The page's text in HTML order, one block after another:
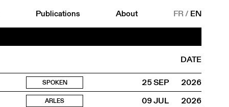
Publications About FR/ EN
DATE
SPOKEN 25 SEP
2026
ARLES 09 JUL
2026